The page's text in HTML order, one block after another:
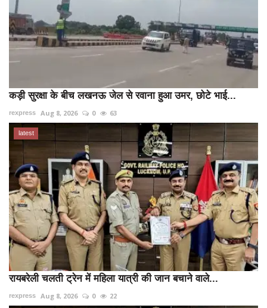
कड़ी सुरक्षा के बीच लखनऊ जेल से रवाना हुआ उमर, छोटे भाई...
rexpress Aug 8, 2026 0 63
latest
रायबरेली चलती ट्रेन में महिला यात्री की जान बचाने वाले...
rexpress Aug 8, 2026 0 22